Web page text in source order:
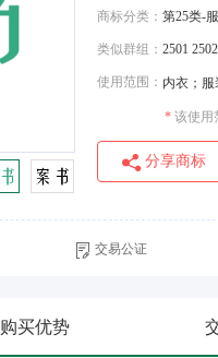
商标分类： 第25类-
类似群组： 2501
使用范围： 内衣；
* 该使用
分享商标
交易公证
购买优势